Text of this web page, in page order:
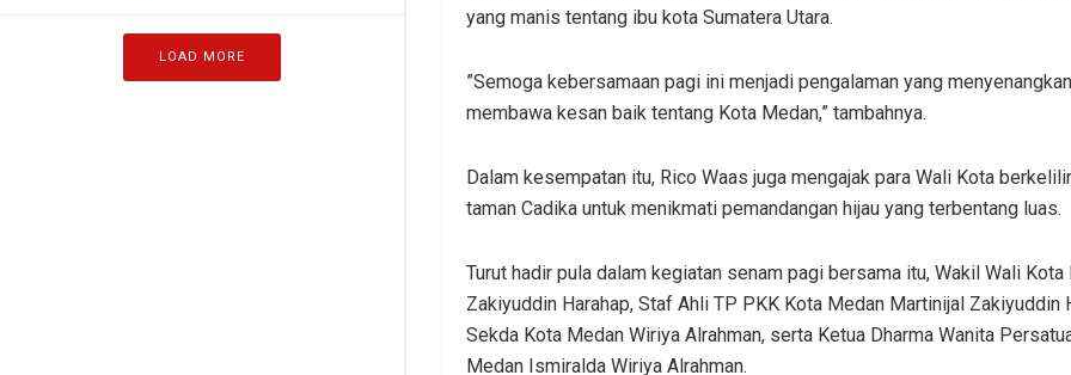
LOAD MORE
yang manis tentang ibu kota Sumatera Utara.
​”Semoga kebersamaan pagi ini menjadi pengalaman yang
membawa kesan baik tentang Kota Medan,” tambahnya.
Dalam kesempatan itu, Rico Waas juga mengajak para Wali Kota
taman Cadika untuk menikmati pemandangan hijau yang terbentang luas.
​Turut hadir pula dalam kegiatan senam pagi bersama itu, Wakil Wali Kota
Zakiyuddin Harahap, Staf Ahli TP PKK Kota Medan Martinijal Zakiyuddin
Sekda Kota Medan Wiriya Alrahman, serta Ketua Dharma Wanita
Medan Ismiralda Wiriya Alrahman.